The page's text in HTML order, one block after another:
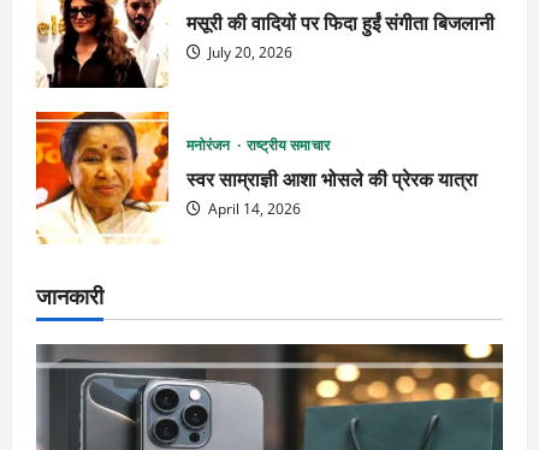
मसूरी की वादियों पर फिदा हुईं संगीता बिजलानी
July 20, 2026
मनोरंजन राष्ट्रीय समाचार
स्वर साम्राज्ञी आशा भोसले की प्रेरक यात्रा
April 14, 2026
जानकारी